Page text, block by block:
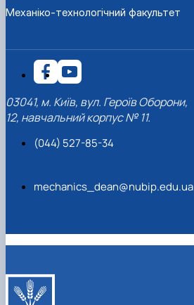
Механіко-технологічний факультет
03041, м. Київ, вул. Героїв Оборони,
12, навчальний корпус № 11.
(044) 527-85-34
mechanics_dean@nubip.edu.ua